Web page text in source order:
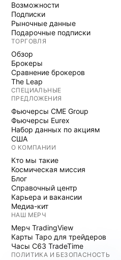
Возможности
Подписки
Рыночные данные
Подарочные подписки
ТОРГОВЛЯ
Обзор
Брокеры
Сравнение брокеров
The Leap
СПЕЦИАЛЬНЫЕ
ПРЕДЛОЖЕНИЯ
Фьючерсы CME Group
Фьючерсы Eurex
Набор данных по акциям
США
О КОМПАНИИ
Кто мы такие
Космическая миссия
Блог
Справочный центр
Карьера и вакансии
Медиа-кит
НАШ МЕРЧ
Мерч TradingView
Карты Таро для трейдеров
Часы C63 TradeTime
ПОЛИТИКА И БЕЗОПАСНОСТЬ